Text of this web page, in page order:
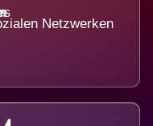
Netzwerken